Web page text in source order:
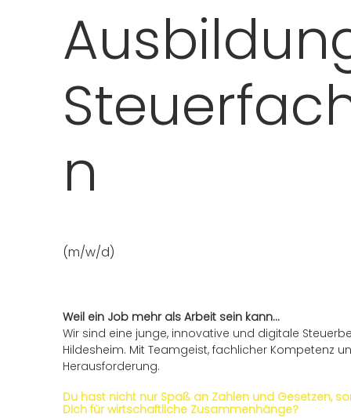
Du hast nicht nur Spaß an Zahlen und Gesetzen,
Dich für wirtschaftliche Zusammenhänge?
n
(m/w/d)
Weil ein Job mehr als Arbeit sein kann...
Wir sind eine junge, innovative und digitale
Hildesheim. Mit Teamgeist, fachlicher Kompetenz
Herausforderung.